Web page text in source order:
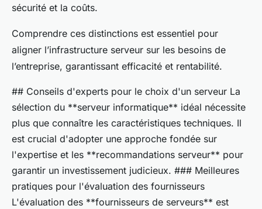
sécurité et la coûts.
Comprendre ces distinctions est essentiel pour
aligner l’infrastructure serveur sur les besoins de
l’entreprise, garantissant efficacité et rentabilité.
## Conseils d'experts pour le choix d'un serveur La
sélection du **serveur informatique** idéal nécessite
plus que connaître les caractéristiques techniques. Il
est crucial d'adopter une approche fondée sur
l'expertise et les **recommandations serveur** pour
garantir un investissement judicieux. ### Meilleures
pratiques pour l'évaluation des fournisseurs
L'évaluation des **fournisseurs de serveurs** est